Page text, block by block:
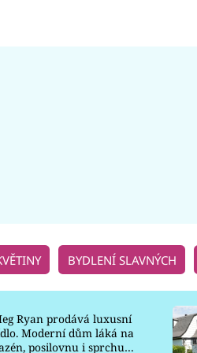
BYDLENÍ SLAVNÝCH
Ryan prodává luxusní
Moderní dům láká na
posilovnu i sprchu